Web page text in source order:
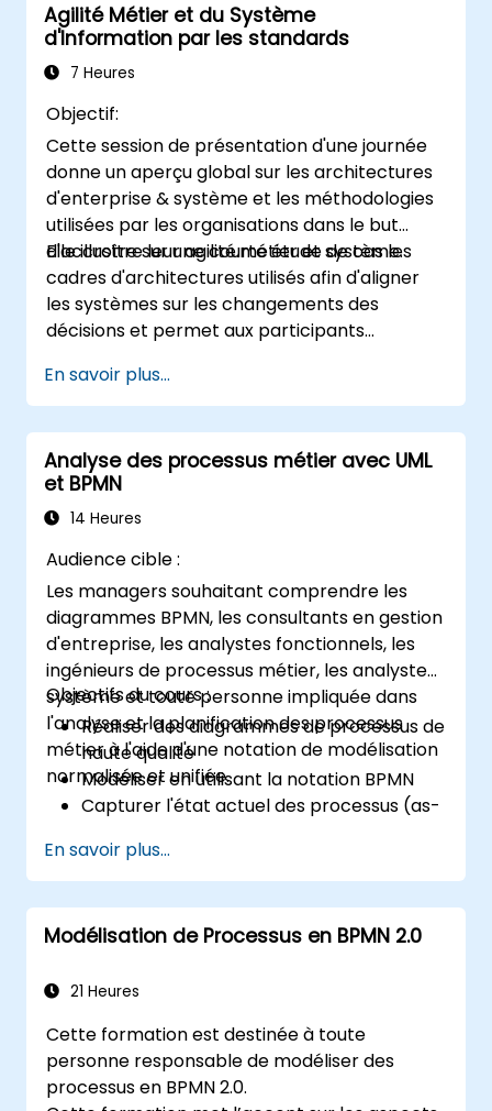
Agilité Métier et du Système
d'Information par les standards
7 Heures
Objectif:
Cette session de présentation d'une journée
donne un aperçu global sur les architectures
d'enterprise & système et les méthodologies
utilisées par les organisations dans le but
d'accroître leur agilité.métier et système.
Elle illustre sur une courte étude de cas les
cadres d'architectures utilisés afin d'aligner
les systèmes sur les changements des
décisions et permet aux participants
applicables dans le cadre de leur
organisation.
En savoir plus...
Analyse des processus métier avec UML
et BPMN
14 Heures
Audience cible :
Les managers souhaitant comprendre les
diagrammes BPMN, les consultants en gestion
d'entreprise, les analystes fonctionnels, les
ingénieurs de processus métier, les analystes
système et toute personne impliquée dans
l'analyse et la planification des processus
métier à l'aide d'une notation de modélisation
normalisée et unifiée.
Objectifs du cours :
Réaliser des diagrammes de processus de
haute qualité
Modéliser en utilisant la notation BPMN
Capturer l'état actuel des processus (as-
Mettre en œuvre des flux de processus
optimisés pour les processus fortement
intensifs en humain
Simplifier les définitions complexes de
éléments plus gérables
En savoir plus...
Modélisation de Processus en BPMN 2.0
21 Heures
Cette formation est destinée à toute
personne responsable de modéliser des
processus en BPMN 2.0.